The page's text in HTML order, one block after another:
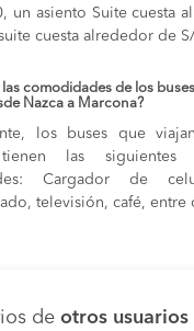
un asiento Suite cuesta
cuesta alrededor de
las comodidades de los
Nazca a Marcona?
los buses que
las siguientes
Cargador de
televisión, café, entre
de otros usuarios